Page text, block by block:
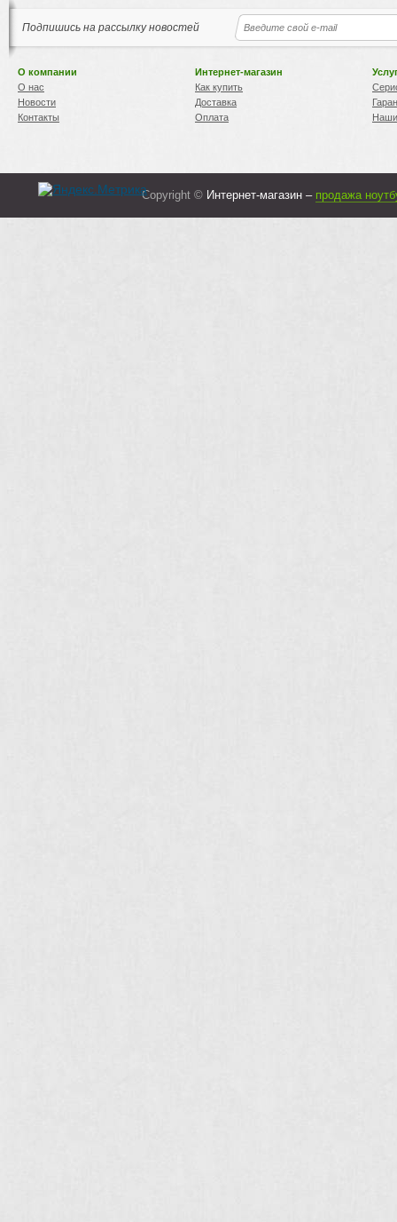
Подпишись на рассылку новостей
О компании
О нас
Новости
Контакты
Интернет-магазин
Как купить
Доставка
Оплата
Copyright © Интернет-магазин – продажа